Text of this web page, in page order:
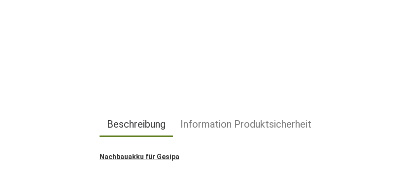
Beschreibung Information Produktsicherheit
Nachbauakku für Gesipa